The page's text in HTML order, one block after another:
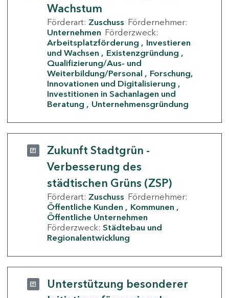
Wachstum
Förderart: Zuschuss Fördernehmer:
Unternehmen Förderzweck:
Arbeitsplatzförderung
Investieren
und Wachsen
Existenzgründung
Qualifizierung/Aus- und
Weiterbildung/Personal
Forschung,
Innovationen und Digitalisierung
Investitionen in Sachanlagen und
Beratung
Unternehmensgründung
Zukunft Stadtgrün -
Verbesserung des
städtischen Grüns (ZSP)
Förderart: Zuschuss Fördernehmer:
Öffentliche Kunden
Kommunen
Öffentliche Unternehmen
Förderzweck: Städtebau und
Regionalentwicklung
Unterstützung besonderer